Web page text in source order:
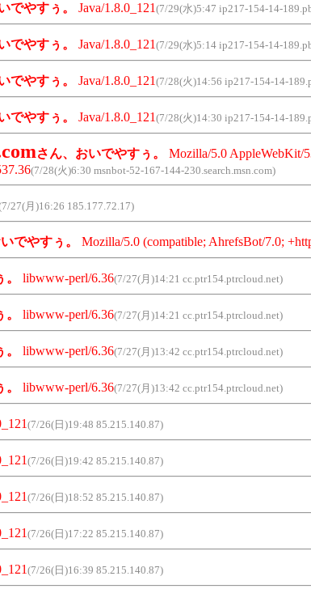
でやすぅ。 Java/1.8.0_121 (7/29(水)5:47 ip217-154-14-
でやすぅ。 Java/1.8.0_121 (7/29(水)5:14 ip217-154-14-
でやすぅ。 Java/1.8.0_121 (7/28(火)14:56 ip217-154-14-
でやすぅ。 Java/1.8.0_121 (7/28(火)14:30 ip217-154-14-
さん、おいでやすぅ。
Mozilla/5.0 AppleWebKit/
(7/28(火)6:30 msnbot-52-167-144-230.search.msn.com)
27(月)16:26 185.177.72.17)
でやすぅ。 Mozilla/5.0 (compatible; AhrefsBot/7.0;
libwww-perl/6.36(7/27(月)14:21 cc.ptr154.ptrcloud.net)
libwww-perl/6.36(7/27(月)14:21 cc.ptr154.ptrcloud.net)
libwww-perl/6.36(7/27(月)13:42 cc.ptr154.ptrcloud.net)
libwww-perl/6.36(7/27(月)13:42 cc.ptr154.ptrcloud.net)
(7/26(日)19:48 85.215.140.87)
(7/26(日)19:42 85.215.140.87)
(7/26(日)18:52 85.215.140.87)
(7/26(日)17:22 85.215.140.87)
(7/26(日)16:39 85.215.140.87)